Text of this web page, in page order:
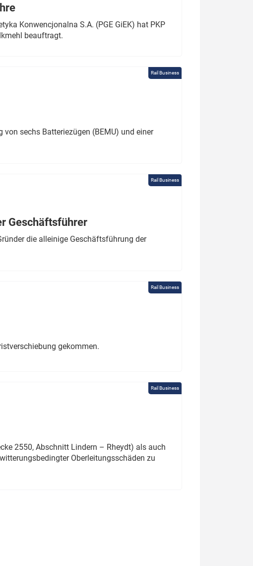
Konwencjonalna S.A. (PGE GiEK) hat PKP
beauftragt.
Rail Business
sechs Batteriezügen (BEMU) und einer
Rail Business
Geschäftsführer
die alleinige Geschäftsführung der
Rail Business
gekommen.
Rail Business
2550, Abschnitt Lindern – Rheydt) als auch
Oberleitungsschäden zu